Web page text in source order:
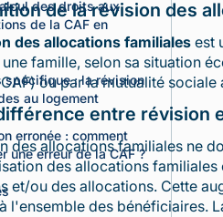
des droits aux
de la CAF en
spécifique : la révision
au logement
erronée : comment
une erreur de la CAF ?
de la révision des
des allocations familiales est
famille, selon sa situation
ou par la mutualité sociale
entre révision
des allocations familiales ne
des allocations familiales
et/ou des allocations. Cette
l'ensemble des bénéficiaires.